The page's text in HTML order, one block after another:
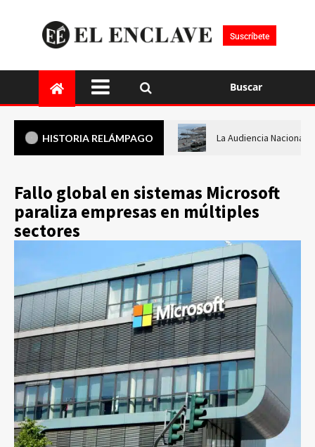
Suscríbete
Buscar
HISTORIA RELÁMPAGO La Audiencia Nacional
Fallo global en sistemas Microsoft
paraliza empresas en múltiples
sectores